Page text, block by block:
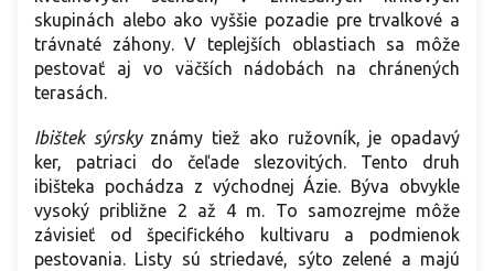
skupinách alebo ako vyššie pozadie pre trvalkové a
trávnaté záhony. V teplejších oblastiach sa môže
pestovať aj vo väčších nádobách na chránených
terasách.
Ibištek sýrsky známy tiež ako ružovník, je opadavý
ker, patriaci do čeľade slezovitých. Tento druh
ibišteka pochádza z východnej Ázie. Býva obvykle
vysoký približne 2 až 4 m. To samozrejme môže
závisieť od špecifického kultivaru a podmienok
pestovania. Listy sú striedavé, sýto zelené a majú